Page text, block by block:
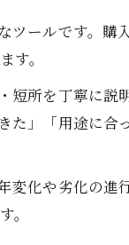
ールです。
す。
所を丁寧に
」「用途に
化や劣化の進
。